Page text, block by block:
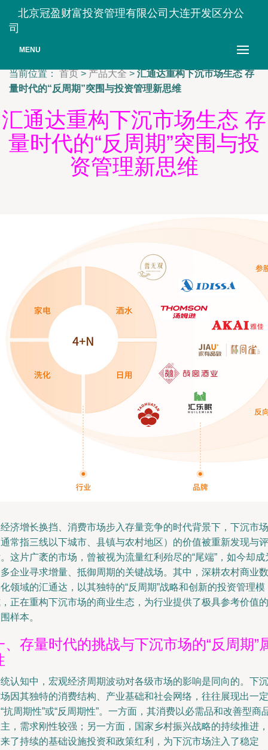
北京冠盈财富投资管理有限公司大连开发区分公
司
MENU
当前位置： 首页 > 产品大全 > 汇通达重构下沉市场生态 存
量时代的“反周期”突围与投资管理新思维
汇通达重构下沉市场生态 存
量时代的“反周期”突围与投
资管理新思维
济增长换挡、消费市场步入存量竞争的时代背景下，下沉市场
常指三线以下城市、县镇与农村地区）的价值被重新发现与评
这片广袤的市场，曾被视为流量红利殆尽的“尾端”，如今却成
企业寻求增量、抵御周期的关键战场。其中，深耕农村商业数
领域的汇通达，以其独特的“反周期”战略和创新的投资管理模
正在重构下沉市场的商业生态，为行业提供了极具参考价值的
样本。
、存量时代的挑战与下沉市场的“反周期”
认知中，宏观经济周期波动对各级市场的影响是同向的。下沉
因其独特的消费结构、产业基础和社会网络，往往展现出一定
抗周期性”或“反周期性”。一方面，其消费以必需品和改善型商
，需求刚性较强；另一方面，国家乡村振兴战略的持续推进，
了持续的基础设施投资和政策红利，为下沉市场注入了稳定